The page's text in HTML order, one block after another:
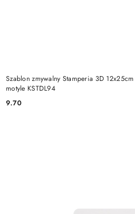
Szablon zmywalny Stamperia 3D
motyle KSTDL94
Cena:
9.70